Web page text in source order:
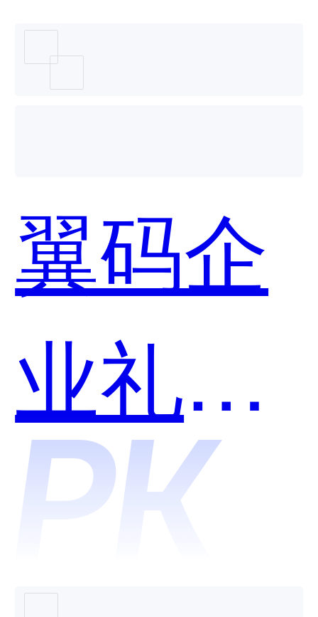
胜业财
哪个好
用？
翼码企
业礼品
卡和犀